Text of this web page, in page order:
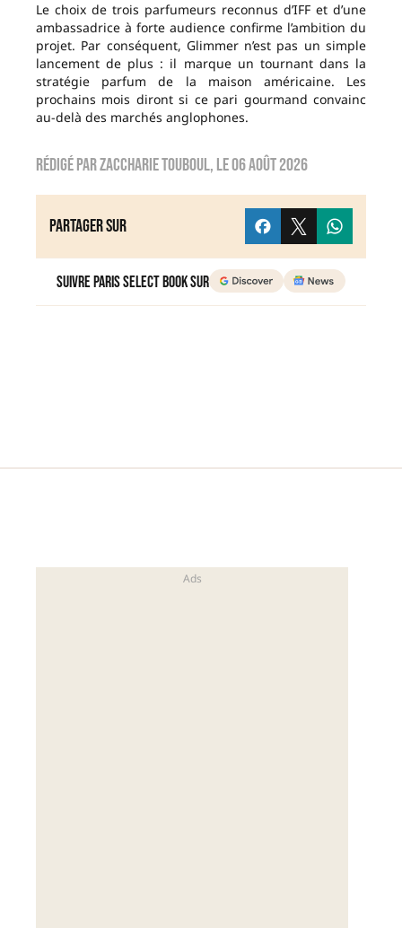
Le choix de trois parfumeurs reconnus d’IFF et d’une
ambassadrice à forte audience confirme l’ambition du
projet. Par conséquent, Glimmer n’est pas un simple
lancement de plus : il marque un tournant dans la
stratégie parfum de la maison américaine. Les
prochains mois diront si ce pari gourmand convainc
au-delà des marchés anglophones.
Rédigé parzaccharie touboul, le06 août 2026
Partager sur
Suivre Paris Select Book sur